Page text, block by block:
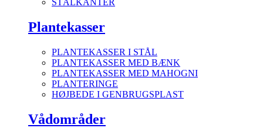
STÅLKANTER
Plantekasser
PLANTEKASSER I STÅL
PLANTEKASSER MED BÆNK
PLANTEKASSER MED MAHOGNI
PLANTERINGE
HØJBEDE I GENBRUGSPLAST
Vådområder